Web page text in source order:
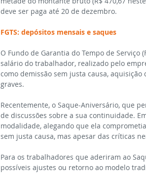
deve ser paga até 20 de dezembro.
FGTS: depósitos mensais e saques
O Fundo de Garantia do Tempo de Serviço
salário do trabalhador, realizado pelo
como demissão sem justa causa,
graves.
Recentemente, o Saque-Aniversário, que
de discussões sobre a sua continuidade.
modalidade, alegando que ela
sem justa causa, mas apesar das críticas
Para os trabalhadores que aderiram ao
possíveis ajustes ou retorno ao modelo